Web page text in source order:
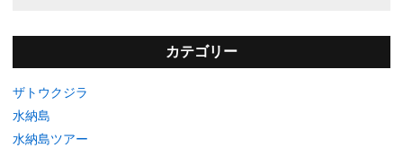
カテゴリー
ザトウクジラ
水納島
水納島ツアー